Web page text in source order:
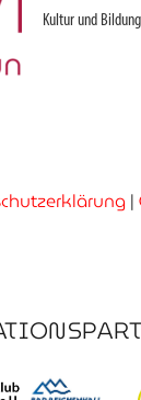
Kultur und
|